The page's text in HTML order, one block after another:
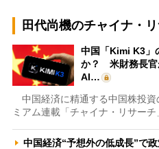
田代尚機のチャイナ・
中国「Kimi K3」
か？ 米財務長官
AI…
中国経済に精通する中国株投資
ミアム連載「チャイナ・リサーチ
中国経済“予想外の低成長”で